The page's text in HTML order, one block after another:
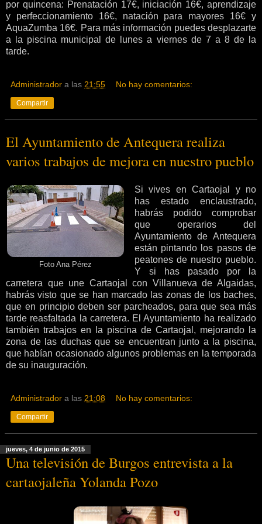
por quincena: Prenatación 17€, iniciación 16€, aprendizaje
y perfeccionamiento 16€, natación para mayores 16€ y
AquaZumba 16€. Para más información puedes desplazarte
a la piscina municipal de lunes a viernes de 7 a 8 de la
tarde.
Administrador a las 21:55 No hay comentarios:
Compartir
El Ayuntamiento de Antequera realiza
varios trabajos de mejora en nuestro pueblo
Foto Ana Pérez
Si vives en Cartaojal y no
has estado enclaustrado,
habrás podido comprobar
que operarios del
Ayuntamiento de Antequera
están pintando los pasos de
peatones de nuestro pueblo.
Y si has pasado por la
carretera que une Cartaojal con Villanueva de Algaidas,
habrás visto que se han marcado las zonas de los baches,
que en principio deben ser parcheados, para que sea más
tarde reasfaltada la carretera. El Ayuntamiento ha realizado
también trabajos en la piscina de Cartaojal, mejorando la
zona de las duchas que se encuentran junto a la piscina,
que habían ocasionado algunos problemas en la temporada
de su inauguración.
Administrador a las 21:08 No hay comentarios:
Compartir
jueves, 4 de junio de 2015
Una televisión de Burgos entrevista a la
cartaojaleña Yolanda Pozo